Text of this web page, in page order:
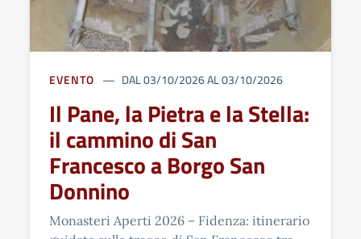
EVENTO DAL 03/10/2026 AL 03/10/2026
Il Pane, la Pietra e la Stella:
il cammino di San
Francesco a Borgo San
Donnino
Monasteri Aperti 2026 – Fidenza: itinerario